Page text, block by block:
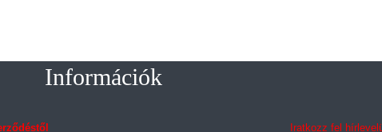
Információk
Iratkozz fel